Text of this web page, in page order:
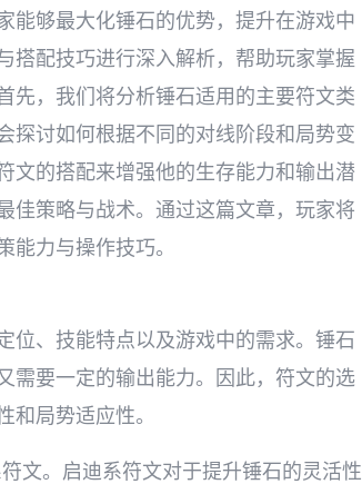
能够最大化锤石的优势，提升在游戏中
搭配技巧进行深入解析，帮助玩家掌握
先，我们将分析锤石适用的主要符文类
探讨如何根据不同的对线阶段和局势变
文的搭配来增强他的生存能力和输出潜
佳策略与战术。通过这篇文章，玩家将
能力与操作技巧。
位、技能特点以及游戏中的需求。锤石
需要一定的输出能力。因此，符文的选
和局势适应性。
文。启迪系符文对于提升锤石的灵活性